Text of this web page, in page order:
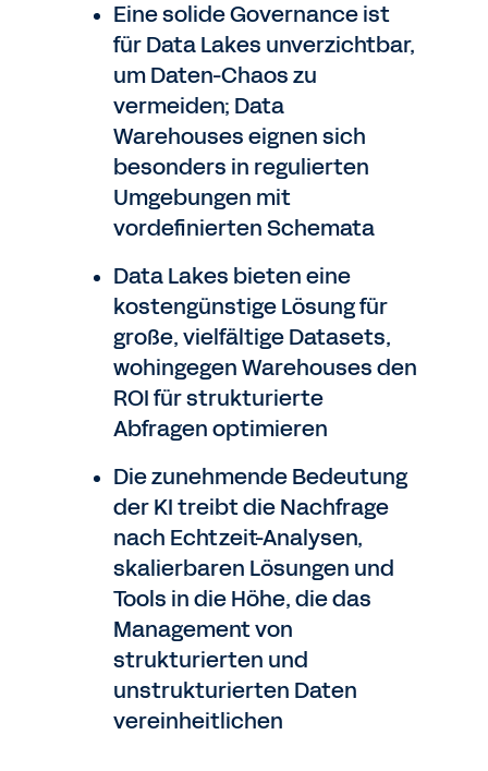
Eine solide Governance ist
für Data Lakes unverzichtbar,
um Daten-Chaos zu
vermeiden; Data
Warehouses eignen sich
besonders in regulierten
Umgebungen mit
vordefinierten Schemata
Data Lakes bieten eine
kostengünstige Lösung für
große, vielfältige Datasets,
wohingegen Warehouses den
ROI für strukturierte
Abfragen optimieren
Die zunehmende Bedeutung
der KI treibt die Nachfrage
nach Echtzeit-Analysen,
skalierbaren Lösungen und
Tools in die Höhe, die das
Management von
strukturierten und
unstrukturierten Daten
vereinheitlichen